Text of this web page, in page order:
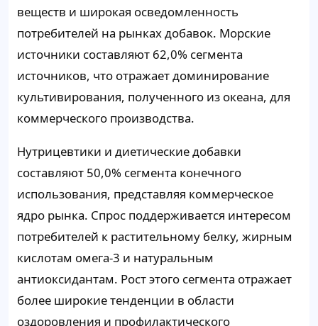
веществ и широкая осведомленность
потребителей на рынках добавок. Морские
источники составляют 62,0% сегмента
источников, что отражает доминирование
культивирования, полученного из океана, для
коммерческого производства.
Нутрицевтики и диетические добавки
составляют 50,0% сегмента конечного
использования, представляя коммерческое
ядро рынка. Спрос поддерживается интересом
потребителей к растительному белку, жирным
кислотам омега-3 и натуральным
антиоксидантам. Рост этого сегмента отражает
более широкие тенденции в области
оздоровления и профилактического